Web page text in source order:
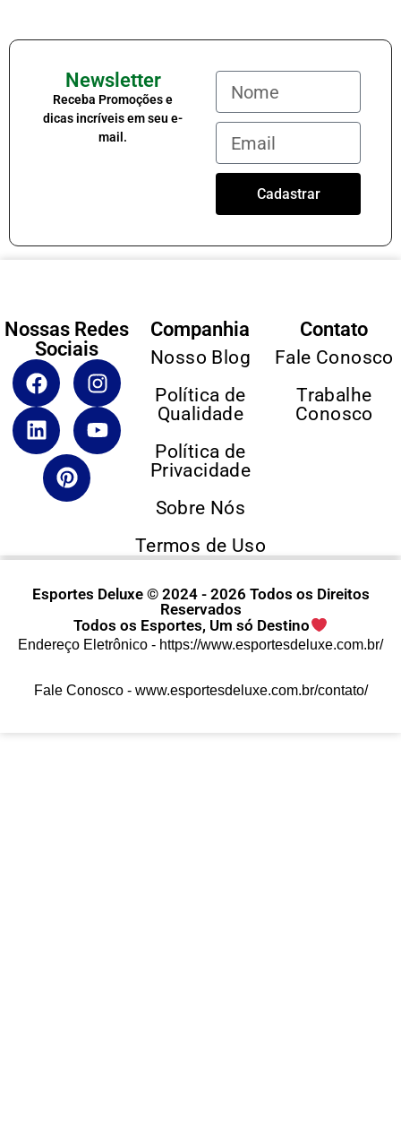
Newsletter
Receba Promoções e
dicas incríveis em seu e-
mail.
Cadastrar
Nossas Redes
Sociais
Companhia
Nosso Blog
Política de
Qualidade
Política de
Privacidade
Sobre Nós
Termos de Uso
Contato
Fale Conosco
Trabalhe
Conosco
Esportes Deluxe © 2024 - 2026 Todos os Direitos
Reservados
Todos os Esportes, Um só Destino
Endereço Eletrônico - https://www.esportesdeluxe.com.br/
Fale Conosco - www.esportesdeluxe.com.br/contato/